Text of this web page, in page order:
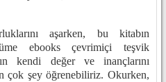
aşarken, bu kitabın
ebooks çevrimiçi teşvik
kendi değer ve inançlarını
çok şey öğrenebiliriz. Okurken,